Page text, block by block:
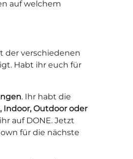
auf welchem
der verschiedenen
Habt ihr euch für
. Ihr habt die
Indoor, Outdoor oder
auf DONE. Jetzt
für die nächste